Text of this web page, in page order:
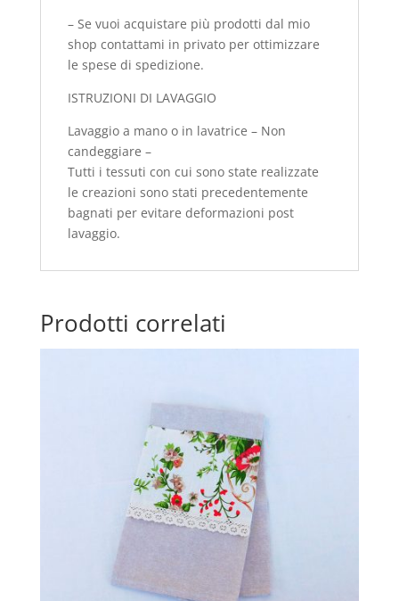
– Se vuoi acquistare più prodotti dal mio
shop contattami in privato per ottimizzare
le spese di spedizione.
ISTRUZIONI DI LAVAGGIO
Lavaggio a mano o in lavatrice – Non
candeggiare –
Tutti i tessuti con cui sono state realizzate
le creazioni sono stati precedentemente
bagnati per evitare deformazioni post
lavaggio.
Prodotti correlati